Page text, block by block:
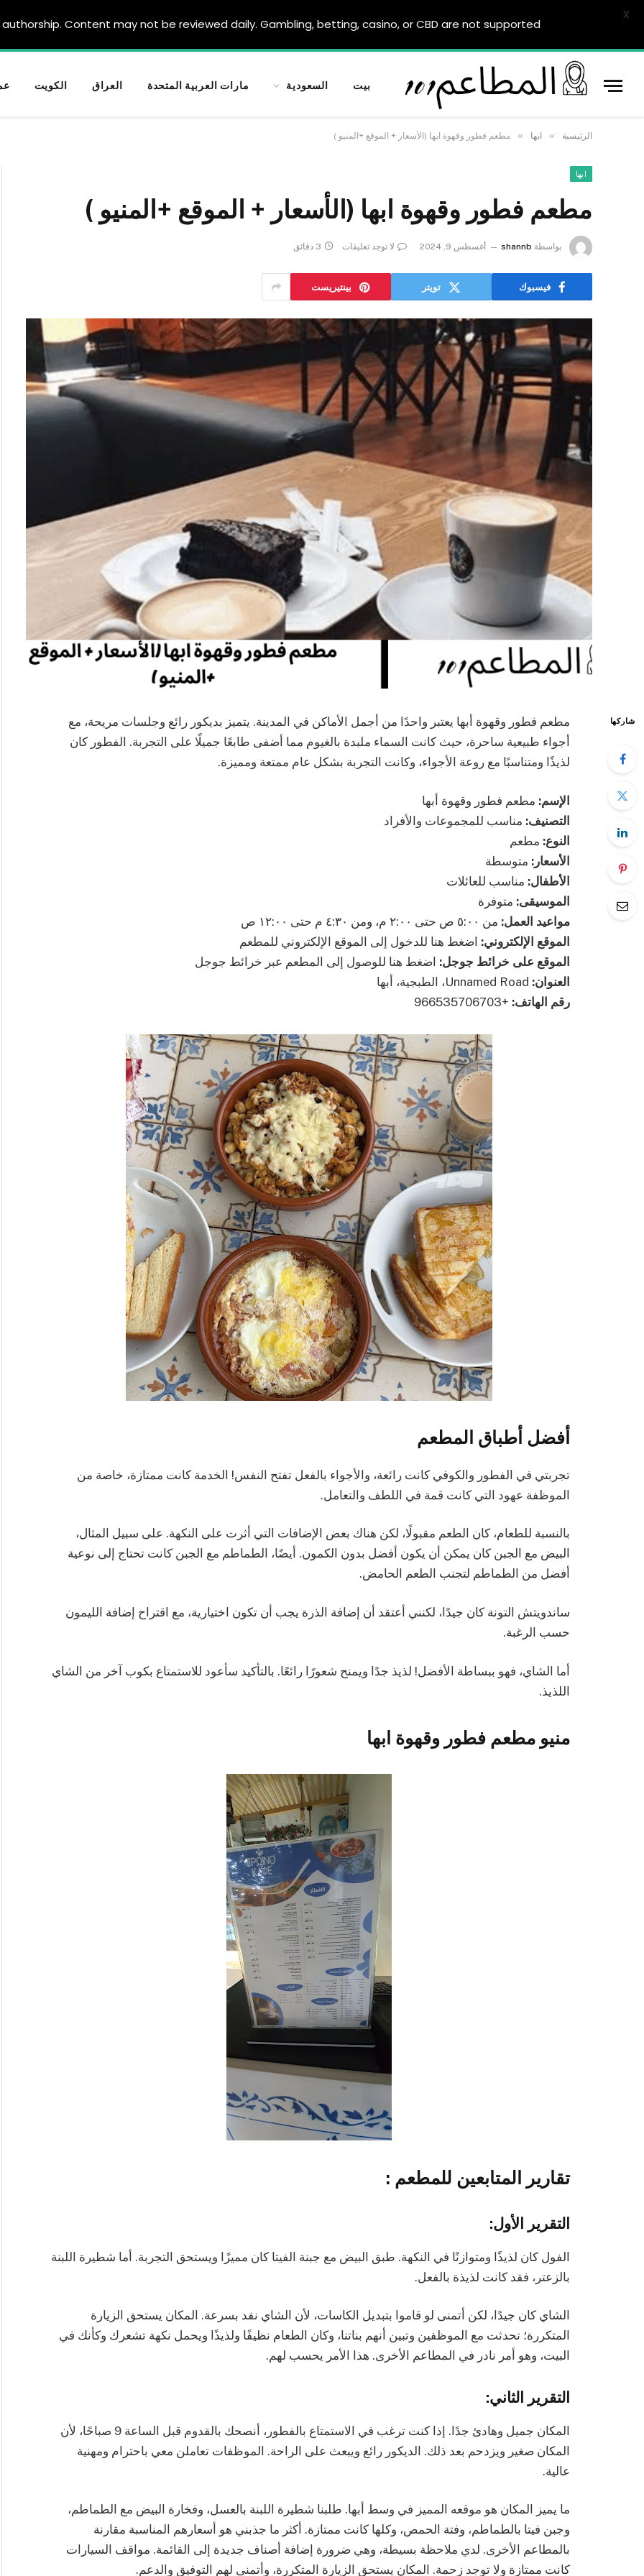
بيت السعودية مارات العربية المتحدة العراق الكويت
الرئيسية » ابها » مطعم فطور وقهوة ابها (الأسعار + الموقع +المنيو )
ابها
مطعم فطور وقهوة ابها (الأسعار + الموقع +المنيو )
بواسطة shannb أغسطس 9, 2024 لا توجد تعليقات 3 دقائق
فيسبوك تويتر بينتيريست
شاركها
مطعم فطور وقهوة أبها يعتبر واحدًا من أجمل الأماكن في المدينة. يتميز بديكور رائع وجلسات مريحة، مع
أجواء طبيعية ساحرة، حيث كانت السماء ملبدة بالغيوم مما أضفى طابعًا جميلًا على التجربة. الفطور كان
لذيذًا ومتناسبًا مع روعة الأجواء، وكانت التجربة بشكل عام ممتعة ومميزة.
الإسم: مطعم فطور وقهوة أبها
التصنيف: مناسب للمجموعات والأفراد
النوع: مطعم
الأسعار: متوسطة
الأطفال: مناسب للعائلات
الموسيقى: متوفرة
مواعيد العمل: من ٥:٠٠ ص حتى ٢:٠٠ م، ومن ٤:٣٠ م حتى ١٢:٠٠ ص
الموقع الإلكتروني: اضغط هنا للدخول إلى الموقع الإلكتروني للمطعم
الموقع على خرائط جوجل: اضغط هنا للوصول إلى المطعم عبر خرائط جوجل
العنوان:
رقم الهاتف: +966535706703
أفضل أطباق المطعم
تجربتي في الفطور والكوفي كانت رائعة، والأجواء بالفعل تفتح النفس! الخدمة كانت ممتازة، خاصة من
الموظفة عهود التي كانت قمة في اللطف والتعامل.
بالنسبة للطعام، كان الطعم مقبولًا، لكن هناك بعض الإضافات التي أثرت على النكهة. على سبيل المثال،
البيض مع الجبن كان يمكن أن يكون أفضل بدون الكمون. أيضًا، الطماطم مع الجبن كانت تحتاج إلى نوعية
أفضل من الطماطم لتجنب الطعم الحامض.
ساندويتش التونة كان جيدًا، لكنني أعتقد أن إضافة الذرة يجب أن تكون اختيارية، مع اقتراح إضافة الليمون
حسب الرغبة.
أما الشاي، فهو ببساطة الأفضل! لذيذ جدًا ويمنح شعورًا رائعًا. بالتأكيد سأعود للاستمتاع بكوب آخر من الشاي
اللذيذ.
منيو مطعم فطور وقهوة ابها
تقارير المتابعين للمطعم :
التقرير الأول:
الفول كان لذيذًا ومتوازنًا في النكهة. طبق البيض مع جبنة الفيتا كان مميزًا ويستحق التجربة. أما شطيرة اللبنة
بالزعتر، فقد كانت لذيذة بالفعل.
الشاي كان جيدًا، لكن أتمنى لو قاموا بتبديل الكاسات، لأن الشاي نفد بسرعة. المكان يستحق الزيارة
المتكررة؛ تحدثت مع الموظفين وتبين أنهم بناتنا، وكان الطعام نظيفًا ولذيذًا ويحمل نكهة تشعرك وكأنك في
البيت، وهو أمر نادر في المطاعم الأخرى. هذا الأمر يحسب لهم.
التقرير الثاني:
المكان جميل وهادئ جدًا. إذا كنت ترغب في الاستمتاع بالفطور، أنصحك بالقدوم قبل الساعة 9 صباحًا، لأن
المكان صغير ويزدحم بعد ذلك. الديكور رائع ويبعث على الراحة. الموظفات تعاملن معي باحترام ومهنية
عالية.
ما يميز المكان هو موقعه المميز في وسط أبها. طلبنا شطيرة اللبنة بالعسل، وفخارة البيض مع الطماطم،
وجبن فيتا بالطماطم، وفتة الحمص، وكلها كانت ممتازة. أكثر ما جذبني هو أسعارهم المناسبة مقارنة
بالمطاعم الأخرى. لدي ملاحظة بسيطة، وهي ضرورة إضافة أصناف جديدة إلى القائمة. مواقف السيارات
كانت ممتازة ولا توجد زحمة. المكان يستحق الزيارة المتكررة، وأتمنى لهم التوفيق والدعم.
Content may not be reviewed daily. Gambling, betting, casino, or CBD are not supported.
X